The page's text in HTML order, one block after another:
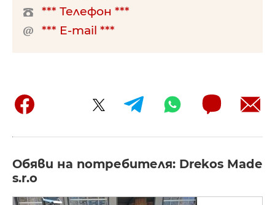
*** Телефон ***
*** E-mail ***
Обяви на потребителя: Drekos Made
s.r.o